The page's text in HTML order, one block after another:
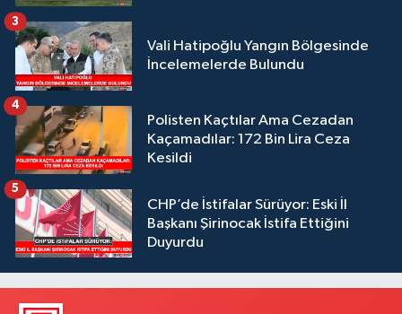
Vali Hatipoğlu Yangın Bölgesinde
İncelemelerde Bulundu
3
Polisten Kaçtılar Ama Cezadan
Kaçamadılar: 172 Bin Lira Ceza
Kesildi
4
CHP’de İstifalar Sürüyor: Eski İl
Başkanı Şirinocak İstifa Ettiğini
Duyurdu
5